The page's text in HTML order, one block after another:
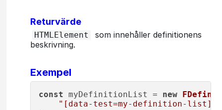
Returvärde
HTMLElement
som innehåller definitionens
beskrivning.
Exempel
const myDefinitionList = new
"[data-test=my-definition-list]"